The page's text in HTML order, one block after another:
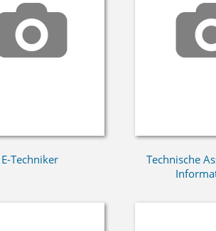
E-Techniker
Technische